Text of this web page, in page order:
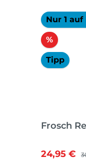
Nur 1 auf
%Rabatt
Tipp
Frosch
24,95 €